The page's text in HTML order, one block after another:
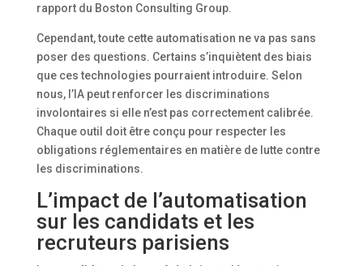
rapport du Boston Consulting Group.
Cependant, toute cette automatisation ne va pas sans
poser des questions. Certains s’inquiètent des biais
que ces technologies pourraient introduire. Selon
nous, l’IA peut renforcer les discriminations
involontaires si elle n’est pas correctement calibrée.
Chaque outil doit être conçu pour respecter les
obligations réglementaires en matière de lutte contre
les discriminations.
L’impact de l’automatisation
sur les candidats et les
recruteurs parisiens